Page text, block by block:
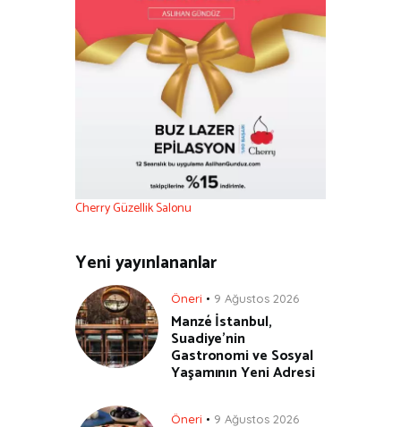
Cherry Güzellik Salonu
Yeni yayınlananlar
Öneri 9 Ağustos 2026
Manzé İstanbul,
Suadiye’nin
Gastronomi ve Sosyal
Yaşamının Yeni Adresi
Öneri 9 Ağustos 2026